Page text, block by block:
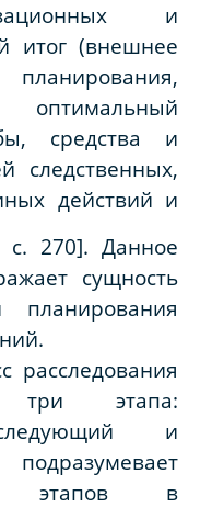
и
итог (внешнее
средства и
следственных,
действий и
c. 270]. Данное
сущность
три этапа:
и
этапов в